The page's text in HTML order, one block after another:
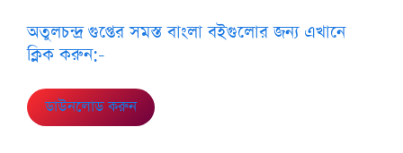
অতুলচন্দ্র গুপ্তের সমস্ত বাংলা বইগুলোর জন্য এখানে
ক্লিক করুন:-
ডাউনলোড করুন